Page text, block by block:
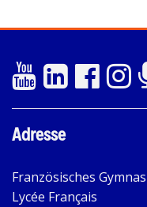
Adresse
Französisches
Lycée Français